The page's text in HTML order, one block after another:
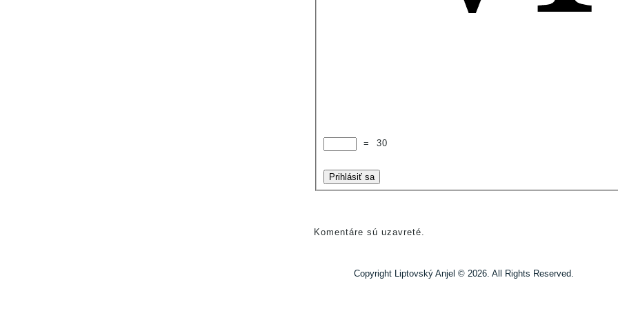
= 30
Prihlásiť sa
Komentáre sú uzavreté.
Copyright Liptovský Anjel © 2026. All Rights Reserved.